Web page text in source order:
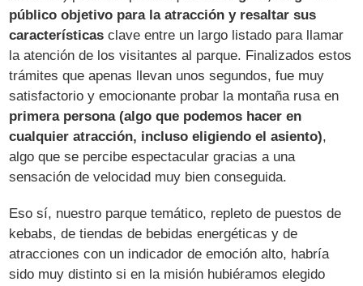
público objetivo para la atracción y resaltar sus
características clave entre un largo listado para llamar
la atención de los visitantes al parque. Finalizados estos
trámites que apenas llevan unos segundos, fue muy
satisfactorio y emocionante probar la montaña rusa en
primera persona (algo que podemos hacer en
cualquier atracción, incluso eligiendo el asiento),
algo que se percibe espectacular gracias a una
sensación de velocidad muy bien conseguida.
Eso sí, nuestro parque temático, repleto de puestos de
kebabs, de tiendas de bebidas energéticas y de
atracciones con un indicador de emoción alto, habría
sido muy distinto si en la misión hubiéramos elegido